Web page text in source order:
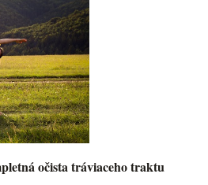
očista tráviaceho traktu